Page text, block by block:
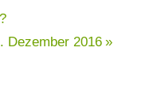
Dezember 2016